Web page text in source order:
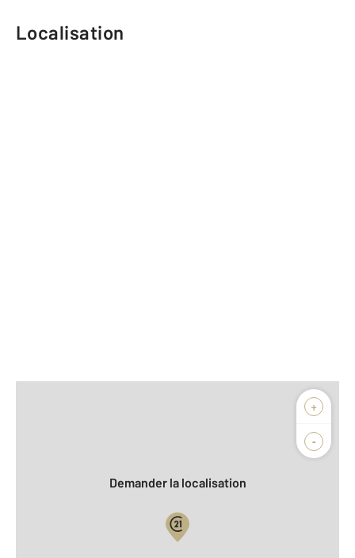
Localisation
+
-
Biens vendus
Demander la localisation